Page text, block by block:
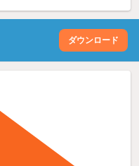
ダウンロード